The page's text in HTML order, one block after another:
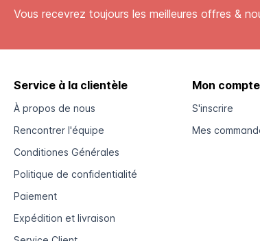
Vous recevrez toujours les meilleures offres &
Service à la clientèle
À propos de nous
Rencontrer l'équipe
Conditiones Générales
Politique de confidentialité
Paiement
Expédition et livraison
Mon compte
S'inscrire
Mes